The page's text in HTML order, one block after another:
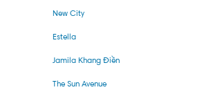
New City
Estella
Jamila Khang Điền
The Sun Avenue